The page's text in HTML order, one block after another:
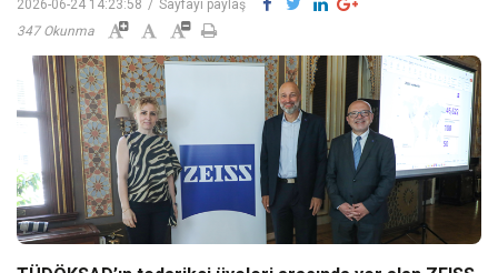
2026-06-24 14:23:58 / Sayfayı paylaş
347 Okunma